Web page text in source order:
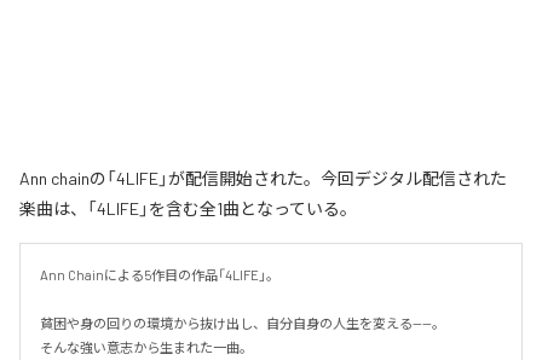
Ann chainの「4LIFE」が配信開始された。今回デジタル配信された
楽曲は、「4LIFE」を含む全1曲となっている。
Ann Chainによる5作目の作品「4LIFE」。
貧困や身の回りの環境から抜け出し、自分自身の人生を変える——。
そんな強い意志から生まれた一曲。